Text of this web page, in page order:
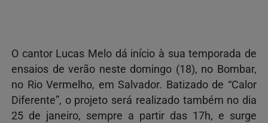
O cantor Lucas Melo dá início à sua temporada de
ensaios de verão neste domingo (18), no Bombar,
no Rio Vermelho, em Salvador. Batizado de “Calor
Diferente”, o projeto será realizado também no dia
25 de janeiro, sempre a partir das 17h, e surge